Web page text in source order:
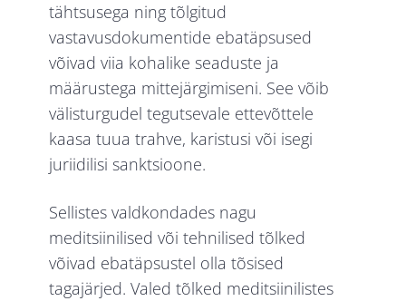
tähtsusega ning tõlgitud
vastavusdokumentide ebatäpsused
võivad viia kohalike seaduste ja
määrustega mittejärgimiseni. See võib
välisturgudel tegutsevale ettevõttele
kaasa tuua trahve, karistusi või isegi
juriidilisi sanktsioone.
Sellistes valdkondades nagu
meditsiinilised või tehnilised tõlked
võivad ebatäpsustel olla tõsised
tagajärjed. Valed tõlked meditsiinilistes